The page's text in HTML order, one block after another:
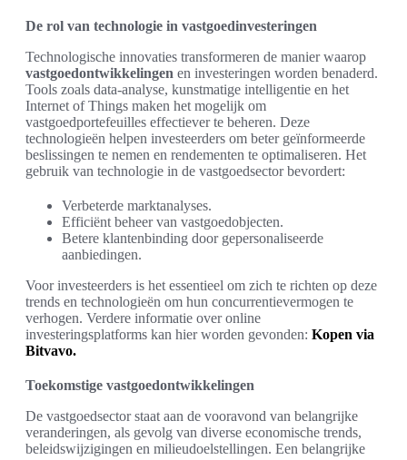
De rol van technologie in vastgoedinvesteringen
Technologische innovaties transformeren de manier waarop
vastgoedontwikkelingen en investeringen worden benaderd.
Tools zoals data-analyse, kunstmatige intelligentie en het
Internet of Things maken het mogelijk om
vastgoedportefeuilles effectiever te beheren. Deze
technologieën helpen investeerders om beter geïnformeerde
beslissingen te nemen en rendementen te optimaliseren. Het
gebruik van technologie in de vastgoedsector bevordert:
Verbeterde marktanalyses.
Efficiënt beheer van vastgoedobjecten.
Betere klantenbinding door gepersonaliseerde
aanbiedingen.
Voor investeerders is het essentieel om zich te richten op deze
trends en technologieën om hun concurrentievermogen te
verhogen. Verdere informatie over online
investeringsplatforms kan hier worden gevonden: Kopen via
Bitvavo.
Toekomstige vastgoedontwikkelingen
De vastgoedsector staat aan de vooravond van belangrijke
veranderingen, als gevolg van diverse economische trends,
beleidswijzigingen en milieudoelstellingen. Een belangrijke